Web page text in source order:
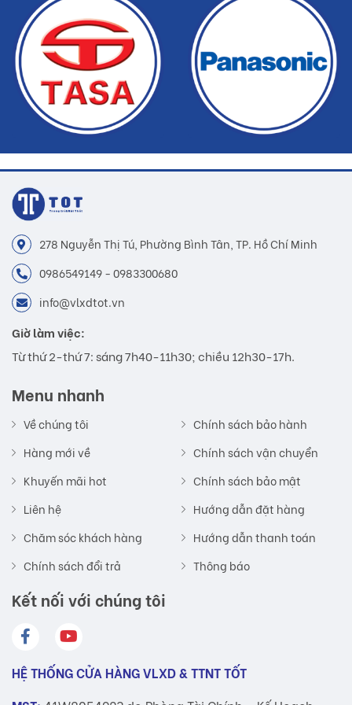
Gạch MOL-I04 mà Buildshop bán là sản phẩm chính hãng
Hoàn tiền nếu phát hiện hàng giả, hàng nhái
Dịch vụ nhanh chóng, tiết kiệm thời gian và tiền bạc cho khách
hàng
278 Nguyễn Thị Tú, Phường Bình Tân, TP. Hồ Chí Minh
0986549149 - 0983300680
info@vlxdtot.vn
Giờ làm việc:
Từ thứ 2-thứ 7: sáng 7h40-11h30; chiều 12h30-17h.
Menu nhanh
Về chúng tôi
Hàng mới về
Khuyến mãi hot
Liên hệ
Chăm sóc khách hàng
Chính sách đổi trả
Chính sách bảo hành
Chính sách vận chuyển
Chính sách bảo mật
Hướng dẫn đặt hàng
Hướng dẫn thanh toán
Thông báo
Kết nối với chúng tôi
HỆ THỐNG CỬA HÀNG VLXD & TTNT TỐT